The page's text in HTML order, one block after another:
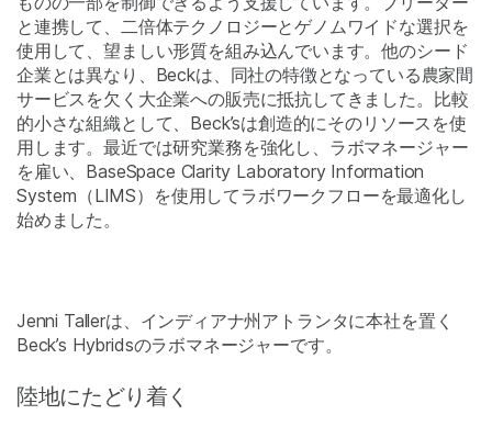
と連携して、二倍体テクノロジーとゲノムワイドな選択を
使用して、望ましい形質を組み込んでいます。他のシード
企業とは異なり、Beckは、同社の特徴となっている農家間
サービスを欠く大企業への販売に抵抗してきました。比較
的小さな組織として、Beck’sは創造的にそのリソースを使
用します。最近では研究業務を強化し、ラボマネージャー
を雇い、BaseSpace Clarity Laboratory Information
System（LIMS）を使用してラボワークフローを最適化し
始めました。
Jenni Tallerは、インディアナ州アトランタに本社を置く
Beck’s Hybridsのラボマネージャーです。
陸地にたどり着く